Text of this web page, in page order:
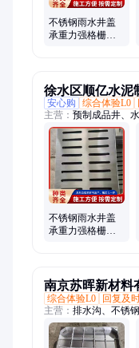
不锈钢雨水井盖
承重力强格栅盖
徐水区顺亿水泥
安心购
综合体验L0
主营： 预制成品井、
雨水井收口盖板、预
管、蓄水池
不锈钢雨水井盖
承重力强格栅盖
南京苏晖新材料
综合体验L0
回复及
主营： 排水沟、不锈